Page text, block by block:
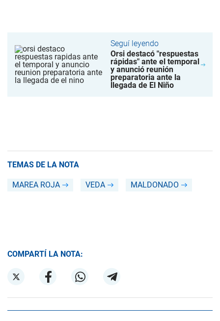
Seguí leyendo
Orsi destacó "respuestas
rápidas" ante el temporal
y anunció reunión
preparatoria ante la
llegada de El Niño
TEMAS DE LA NOTA
MAREA ROJA VEDA MALDONADO
COMPARTÍ LA NOTA: